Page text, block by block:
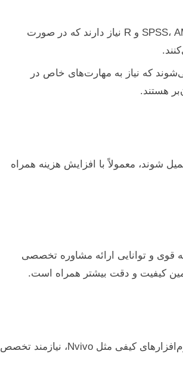
اغلب به تحلیل آماری با نرم‌افزارهایی مانند SPSS، AMOS، SmartPLS و R نیاز دارند که در صورت
که نیاز به مهارت‌های خاص در
شوند، معمولاً با افزایش هزینه همراه
قوی و توانایی ارائه مشاوره تخصصی
کیفیت و دقت بیشتر همراه است.
استفاده از نرم‌افزارهای پیچیده آماری مانند SPSS، AMOS، SmartPLS، یا نرم‌افزارهای کیفی مثل Nvivo، نیازمند تخصص